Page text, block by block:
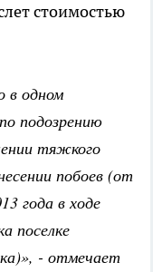
стоимостью
в одном
подозрению
тяжкого
побоев (от
года в ходе
поселке
- отмечает